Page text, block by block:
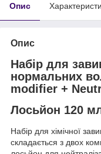
Опис
Опис
Набір для
нормальних
modifier +
Лосьйон 120
Набір для хімічної
складається з двох